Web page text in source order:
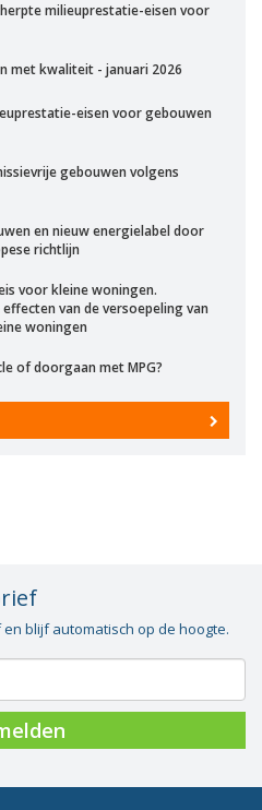
milieuprestatie-eisen voor
met kwaliteit - januari 2026
eisen voor gebouwen
gebouwen volgens
en nieuw energielabel door
richtlijn
voor kleine woningen.
van de versoepeling van
woningen
of doorgaan met MPG?
blijf automatisch op de hoogte.